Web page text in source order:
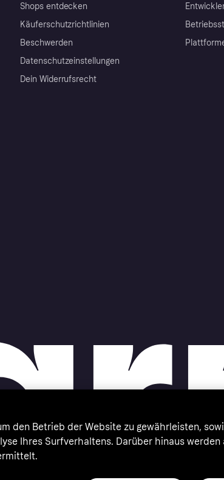
Shops entdecken
Käuferschutzrichtlinien
Beschwerden
Datenschutzeinstellungen
Dein Widerrufsrecht
den Betrieb der Website zu gewährleisten,
Ihres Surfverhaltens. Darüber hinaus werden